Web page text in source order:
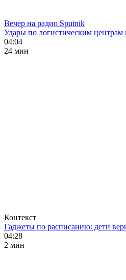
Вечер на радио Sputnik
Удары по логистическим
04:04
24 мин
Контекст
Гаджеты по расписанию: дети
04:28
2 мин